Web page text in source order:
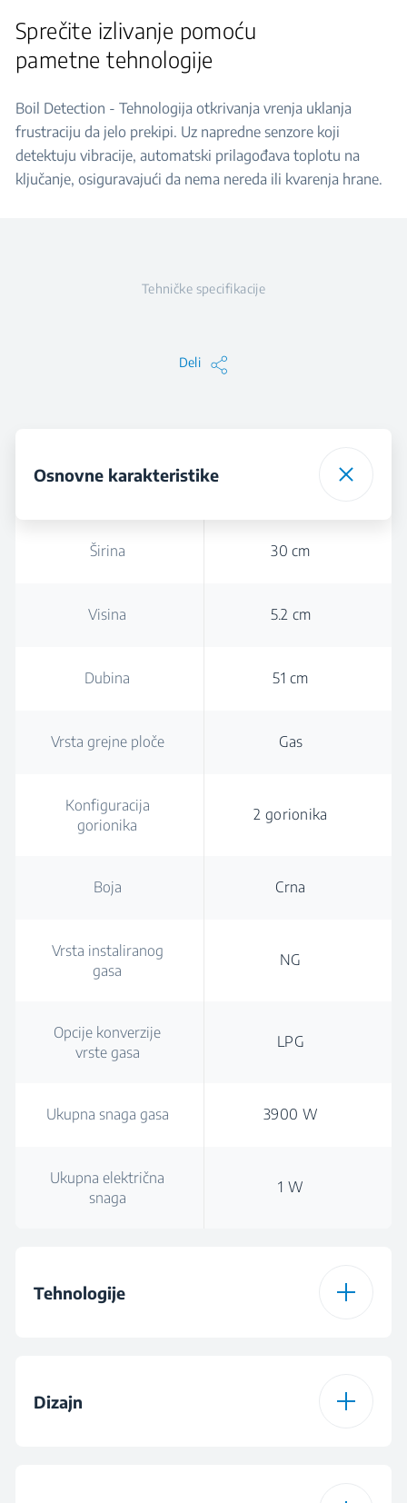
Sprečite izlivanje pomoću
pametne tehnologije
Boil Detection - Tehnologija otkrivanja vrenja uklanja
frustraciju da jelo prekipi. Uz napredne senzore koji
detektuju vibracije, automatski prilagođava toplotu na
ključanje, osiguravajući da nema nereda ili kvarenja hrane.
Tehničke specifikacije
Deli
Osnovne karakteristike
Širina 30 cm
Visina 5.2 cm
Dubina 51 cm
Vrsta grejne ploče Gas
Konfiguracija
gorionika
2 gorionika
Boja Crna
Vrsta instaliranog
gasa
NG
Opcije konverzije
vrste gasa
LPG
Ukupna snaga gasa 3900 W
Ukupna električna
snaga
1 W
Tehnologije
Dizajn